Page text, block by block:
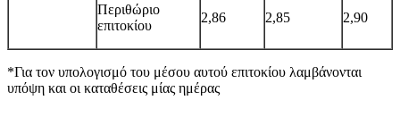
Περιθώριο
επιτοκίου
2,86 2,85 2,90
*Για τον υπολογισμό του μέσου αυτού επιτοκίου λαμβάνονται
υπόψη και οι καταθέσεις μίας ημέρας